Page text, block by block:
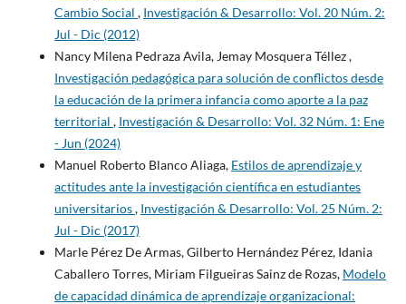
Cambio Social , Investigación & Desarrollo: Vol. 20 Núm. 2:
Jul - Dic (2012)
Nancy Milena Pedraza Avila, Jemay Mosquera Téllez ,
Investigación pedagógica para solución de conflictos desde
la educación de la primera infancia como aporte a la paz
territorial , Investigación & Desarrollo: Vol. 32 Núm. 1: Ene
- Jun (2024)
Manuel Roberto Blanco Aliaga, Estilos de aprendizaje y
actitudes ante la investigación científica en estudiantes
universitarios, Investigación & Desarrollo: Vol. 25 Núm. 2:
Jul - Dic (2017)
Marle Pérez De Armas, Gilberto Hernández Pérez, Idania
Caballero Torres, Miriam Filgueiras Sainz de Rozas, Modelo
de capacidad dinámica de aprendizaje organizacional: